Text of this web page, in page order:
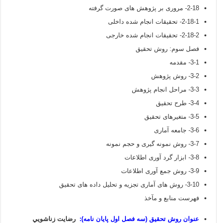
2-18- مروری بر پژوهش های صورت گرفته
2-18-1- تحقیقات انجام شده داخلی
2-18-2- تحقیقات انجام شده خارجی
فصل سوم: روش تحقیق
3-1- مقدمه
3-2- روش پژوهش
3-3- مراحل انجام پژوهش
3-4- طرح تحقیق
3-5- متغیرهای تحقیق
3-6- جامعه آماری
3-7- روش نمونه گیری و حجم نمونه
3-8- ابزار گرد آوری اطلاعات
3-9- روش جمع آوری اطلاعات
3-10- روش های آماری تجزیه و تحلیل داده های تحقیق
فهرست منابع و مآخذ
عنوان روش تحقیق (سه فصل اول پایان نامه): رضايت زناشويي